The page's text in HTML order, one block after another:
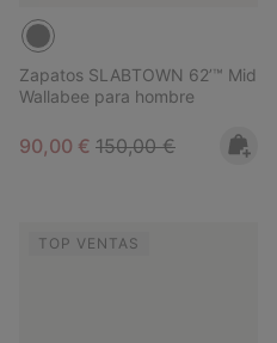
Zapatos SLABTOWN 62’™ Mid
Wallabee para hombre
Sale price:
90,00 € Regular price:
150,00 €
TOP VENTAS